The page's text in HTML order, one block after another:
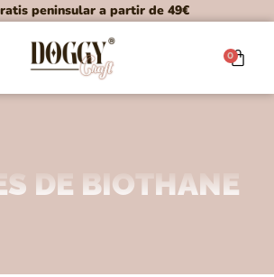
peninsular a partir de 49€
0
DE BIOTHANE